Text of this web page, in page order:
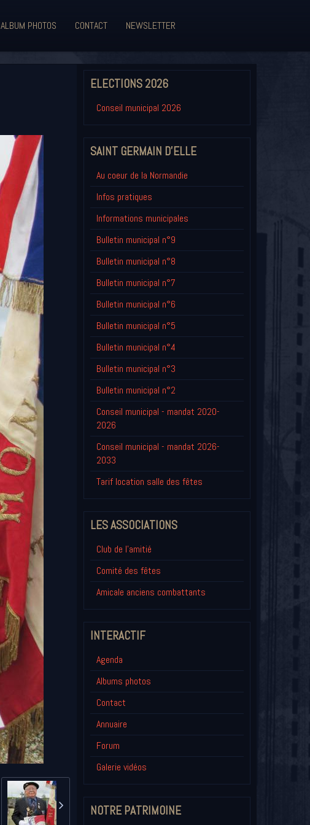
ALBUM PHOTOS CONTACT NEWSLETTER
ELECTIONS 2026
Conseil municipal 2026
SAINT GERMAIN D'ELLE
Au coeur de la Normandie
Infos pratiques
Informations municipales
Bulletin municipal n°9
Bulletin municipal n°8
Bulletin municipal n°7
Bulletin municipal n°6
Bulletin municipal n°5
Bulletin municipal n°4
Bulletin municipal n°3
Bulletin municipal n°2
Conseil municipal - mandat 2020-
2026
Conseil municipal - mandat 2026-
2033
Tarif location salle des fêtes
LES ASSOCIATIONS
Club de l'amitié
Comité des fêtes
Amicale anciens combattants
INTERACTIF
Agenda
Albums photos
Contact
Annuaire
Forum
Galerie vidéos
NOTRE PATRIMOINE